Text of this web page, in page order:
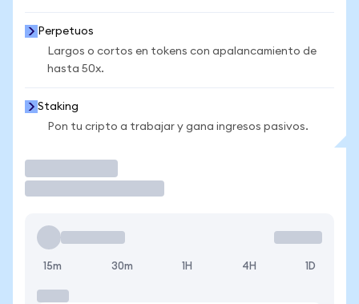
Perpetuos
Largos o cortos en tokens con apalancamiento de
hasta 50x.
Staking
Pon tu cripto a trabajar y gana ingresos pasivos.
15m 30m 1H 4H 1D